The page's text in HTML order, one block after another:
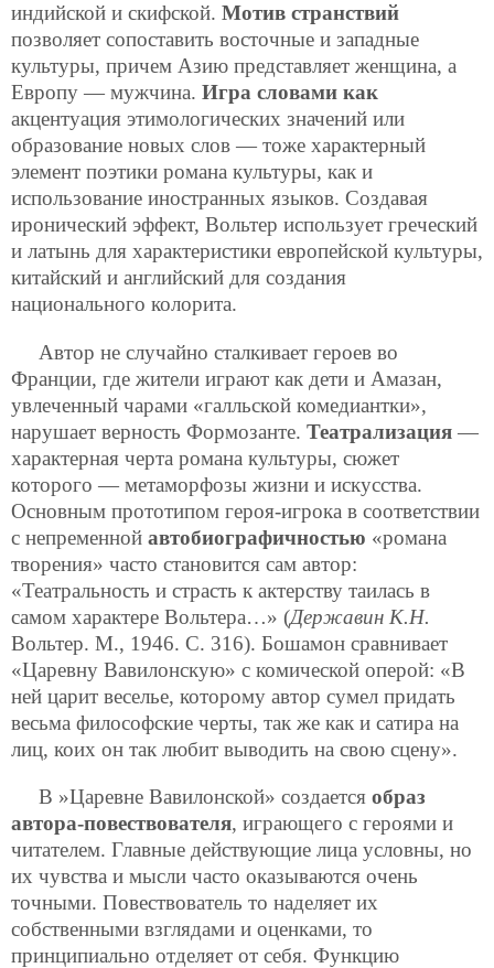
индийской и скифской. Мотив странствий
позволяет сопоставить восточные и западные
культуры, причем Азию представляет женщина, а
Европу — мужчина. Игра словами как
акцентуация этимологических значений или
образование новых слов — тоже характерный
элемент поэтики романа культуры, как и
использование иностранных языков. Создавая
иронический эффект, Вольтер использует греческий
и латынь для характеристики европейской культуры,
китайский и английский для создания
национального колорита.
Автор не случайно сталкивает героев во
Франции, где жители играют как дети и Амазан,
увлеченный чарами «галльской комедиантки»,
нарушает верность Формозанте. Театрализация —
характерная черта романа культуры, сюжет
которого — метаморфозы жизни и искусства.
Основным прототипом героя-игрока в соответствии
с непременной автобиографичностью «романа
творения» часто становится сам автор:
«Театральность и страсть к актерству таилась в
самом характере Вольтера…» (Державин К.Н.
Вольтер. М., 1946. С. 316). Бошамон сравнивает
«Царевну Вавилонскую» с комической оперой: «В
ней царит веселье, которому автор сумел придать
весьма философские черты, так же как и сатира на
лиц, коих он так любит выводить на свою сцену».
В »Царевне Вавилонской» создается образ
автора-повествователя, играющего с героями и
читателем. Главные действующие лица условны, но
их чувства и мысли часто оказываются очень
точными. Повествователь то наделяет их
собственными взглядами и оценками, то
принципиально отделяет от себя. Функцию